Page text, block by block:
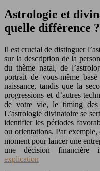
Astrologie et
quelle différence ?
Il est crucial de distinguer
sur la description de la
du thème natal, de
portrait de vous-même
naissance, tandis que la
progressions et d’autres
de votre vie, le timing des
L’astrologie divinatoire se
identifier les périodes
ou orientations. Par
moment pour lancer une
une décision financière
explication